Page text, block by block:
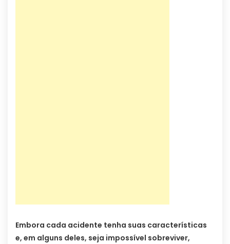
Embora cada acidente tenha suas características
e, em alguns deles, seja impossível sobreviver,